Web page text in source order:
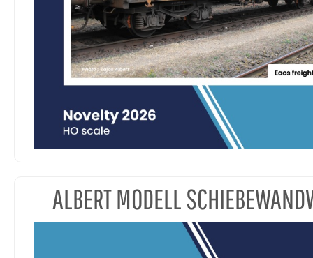
ALBERT MODELL